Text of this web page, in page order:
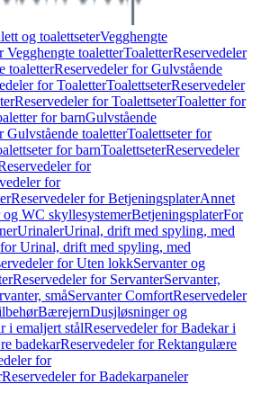
og toalettseterVegghengte
Vegghengte toaletterToaletterReservedeler
toaletterReservedeler for Gulvstående
for ToaletterToalettseterReservedeler
Reservedeler for ToalettseterToaletter for
for barnGulvstående
Gulvstående toaletterToalettseter for
for barnToalettseterReservedeler
for
for
Reservedeler for BetjeningsplaterAnnet
WC skyllesystemerBetjeningsplaterFor
UrinalerUrinal, drift med spyling, med
Urinal, drift med spyling, med
for Uten lokkServanter og
Reservedeler for ServanterServanter,
småServanter ComfortReservedeler
BærejernDusjløsninger og
i emaljert stålReservedeler for Badekar i
badekarReservedeler for Rektangulære
for
Reservedeler for Badekarpaneler